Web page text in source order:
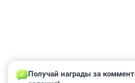
Получай награды за